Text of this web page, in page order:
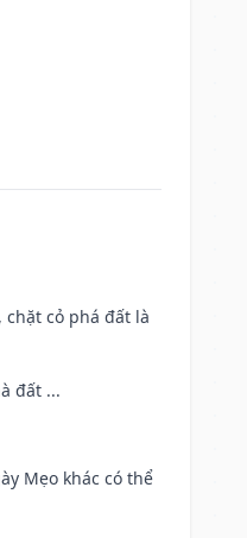
chặt cỏ phá đất là
đất ...
Mẹo khác có thể